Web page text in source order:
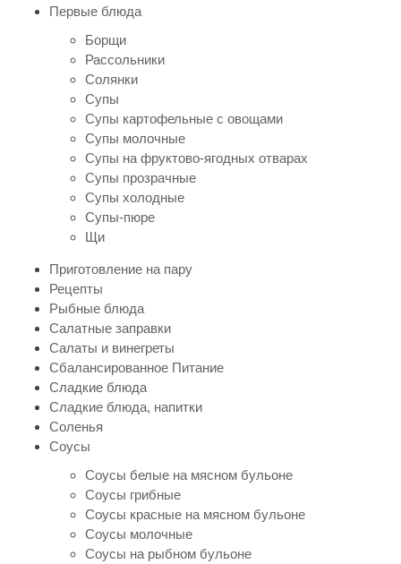
Первые блюда
Борщи
Рассольники
Солянки
Супы
Супы картофельные с овощами
Супы молочные
Супы на фруктово-ягодных отварах
Супы прозрачные
Супы холодные
Супы-пюре
Щи
Приготовление на пару
Рецепты
Рыбные блюда
Салатные заправки
Салаты и винегреты
Сбалансированное Питание
Сладкие блюда
Сладкие блюда, напитки
Соленья
Соусы
Соусы белые на мясном бульоне
Соусы грибные
Соусы красные на мясном бульоне
Соусы молочные
Соусы на рыбном бульоне